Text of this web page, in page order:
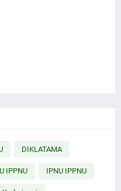
DIKLATAMA
IPPNU IPNU IPPNU